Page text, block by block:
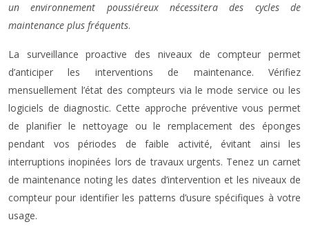
un environnement poussiéreux nécessitera des cycles de
maintenance plus fréquents.
La surveillance proactive des niveaux de compteur permet
d’anticiper les interventions de maintenance. Vérifiez
mensuellement l’état des compteurs via le mode service ou les
logiciels de diagnostic. Cette approche préventive vous permet
de planifier le nettoyage ou le remplacement des éponges
pendant vos périodes de faible activité, évitant ainsi les
interruptions inopinées lors de travaux urgents. Tenez un carnet
de maintenance noting les dates d’intervention et les niveaux de
compteur pour identifier les patterns d’usure spécifiques à votre
usage.